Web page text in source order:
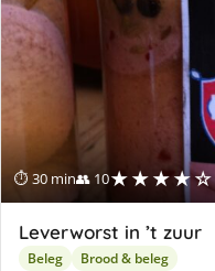
⏱ 30 min👥 10★★★★☆
Leverworst in ’t zuur
Beleg Brood & beleg